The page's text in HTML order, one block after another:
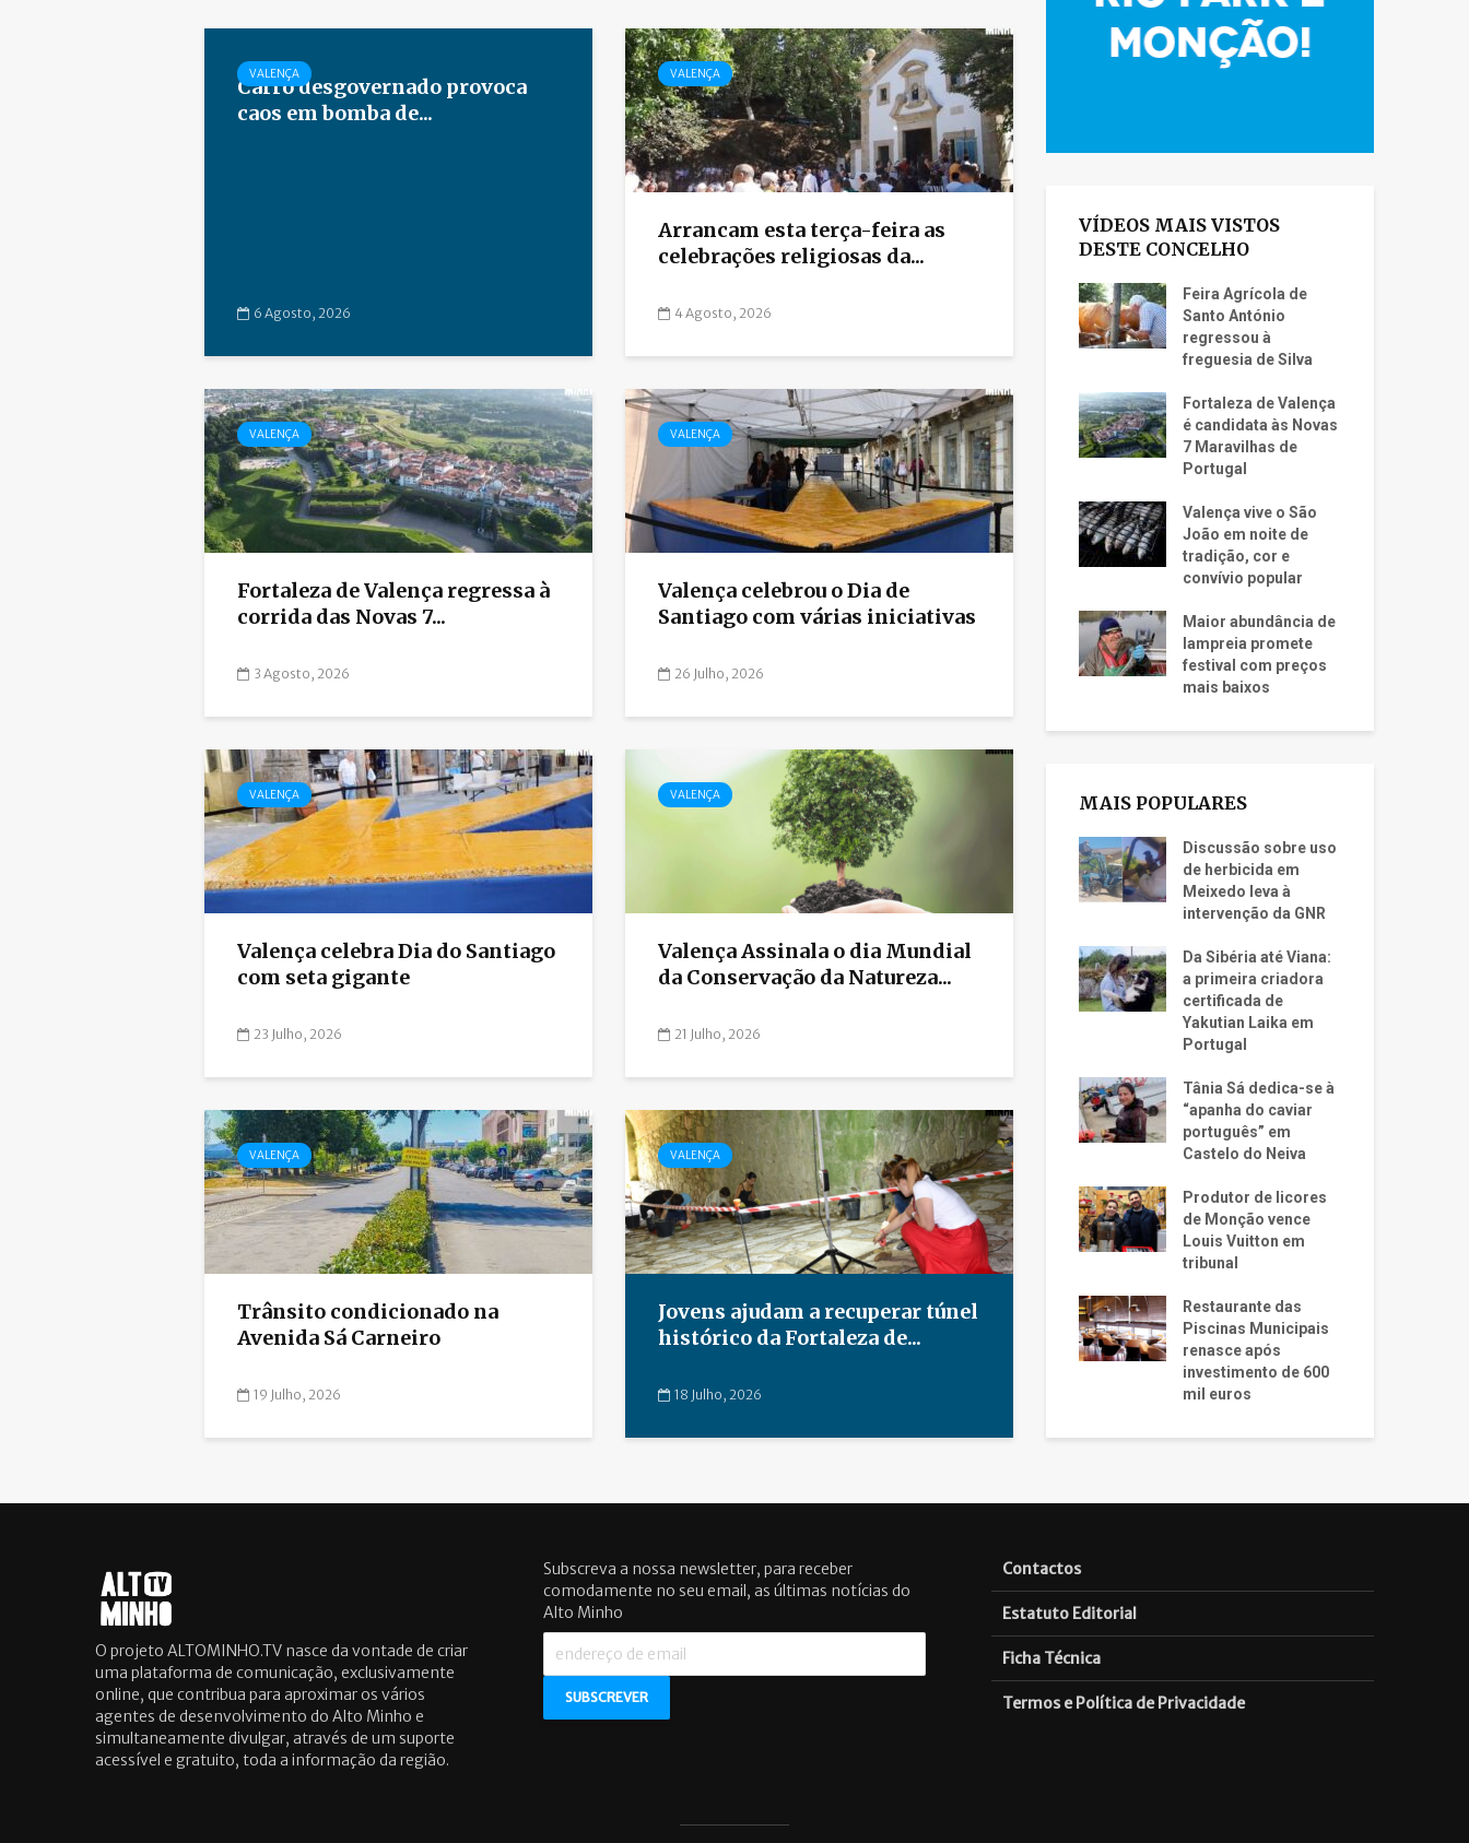
VALENÇA
Carro desgovernado provoca
caos em bomba de...
6 Agosto, 2026
VALENÇA
Arrancam esta terça-feira as
celebrações religiosas da...
4 Agosto, 2026
VALENÇA
Fortaleza de Valença regressa à
corrida das Novas 7...
3 Agosto, 2026
VALENÇA
Valença celebrou o Dia de
Santiago com várias iniciativas
26 Julho, 2026
VALENÇA
Valença celebra Dia do Santiago
com seta gigante
23 Julho, 2026
VALENÇA
Valença Assinala o dia Mundial
da Conservação da Natureza...
21 Julho, 2026
VALENÇA
Trânsito condicionado na
Avenida Sá Carneiro
19 Julho, 2026
VALENÇA
Jovens ajudam a recuperar túnel
histórico da Fortaleza de...
18 Julho, 2026
VÍDEOS MAIS VISTOS
DESTE CONCELHO
Feira Agrícola de
Santo António
regressou à
freguesia de Silva
Fortaleza de Valença
é candidata às Novas
7 Maravilhas de
Portugal
Valença vive o São
João em noite de
tradição, cor e
convívio popular
Maior abundância de
lampreia promete
festival com preços
mais baixos
MAIS POPULARES
Discussão sobre uso
de herbicida em
Meixedo leva à
intervenção da GNR
Da Sibéria até Viana:
a primeira criadora
certificada de
Yakutian Laika em
Portugal
Tânia Sá dedica-se à
“apanha do caviar
português” em
Castelo do Neiva
Produtor de licores
de Monção vence
Louis Vuitton em
tribunal
Restaurante das
Piscinas Municipais
renasce após
investimento de 600
mil euros
O projeto ALTOMINHO.TV nasce da vontade de criar
uma plataforma de comunicação, exclusivamente
online, que contribua para aproximar os vários
agentes de desenvolvimento do Alto Minho e
simultaneamente divulgar, através de um suporte
acessível e gratuito, toda a informação da região.
Subscreva a nossa newsletter, para receber
comodamente no seu email, as últimas notícias do
Alto Minho
Contactos
Estatuto Editorial
Ficha Técnica
Termos e Política de Privacidade